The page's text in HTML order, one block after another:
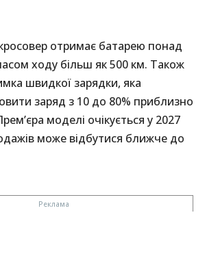
отримає батарею понад
ходу більш як 500 км. Також
швидкої зарядки, яка
заряд з 10 до 80% приблизно
моделі очікується у 2027
може відбутися ближче до